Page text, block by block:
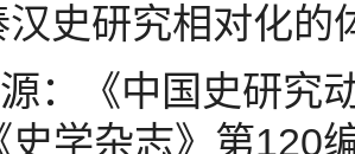
汉史研究相对化的
：《中国史研究
史学杂志》第120